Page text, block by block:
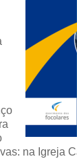
na Igreja